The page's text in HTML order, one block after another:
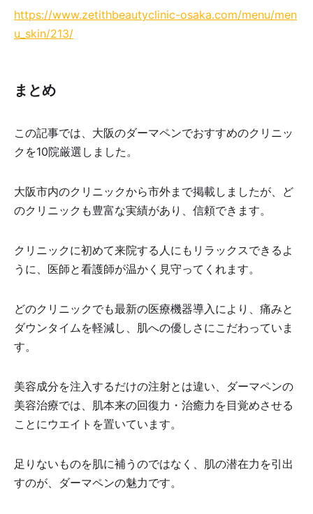
https://www.zetithbeautyclinic-osaka.com/menu/men
u_skin/213/
まとめ
この記事では、大阪のダーマペンでおすすめのクリニッ
クを10院厳選しました。
大阪市内のクリニックから市外まで掲載しましたが、ど
のクリニックも豊富な実績があり、信頼できます。
クリニックに初めて来院する人にもリラックスできるよ
うに、医師と看護師が温かく見守ってくれます。
どのクリニックでも最新の医療機器導入により、痛みと
ダウンタイムを軽減し、肌への優しさにこだわっていま
す。
美容成分を注入するだけの注射とは違い、ダーマペンの
美容治療では、肌本来の回復力・治癒力を目覚めさせる
ことにウエイトを置いています。
足りないものを肌に補うのではなく、肌の潜在力を引出
すのが、ダーマペンの魅力です。